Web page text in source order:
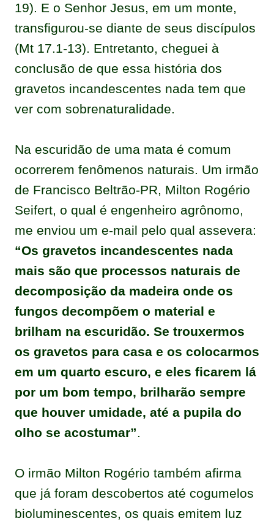
19). E o Senhor Jesus, em um monte,
transfigurou-se diante de seus discípulos
(Mt 17.1-13). Entretanto, cheguei à
conclusão de que essa história dos
gravetos incandescentes nada tem que
ver com sobrenaturalidade.
Na escuridão de uma mata é comum
ocorrerem fenômenos naturais. Um irmão
de Francisco Beltrão-PR, Milton Rogério
Seifert, o qual é engenheiro agrônomo,
me enviou um e-mail pelo qual assevera:
“Os gravetos incandescentes nada
mais são que processos naturais de
decomposição da madeira onde os
fungos decompõem o material e
brilham na escuridão. Se trouxermos
os gravetos para casa e os colocarmos
em um quarto escuro, e eles ficarem lá
por um bom tempo, brilharão sempre
que houver umidade, até a pupila do
olho se acostumar”.
O irmão Milton Rogério também afirma
que já foram descobertos até cogumelos
bioluminescentes, os quais emitem luz